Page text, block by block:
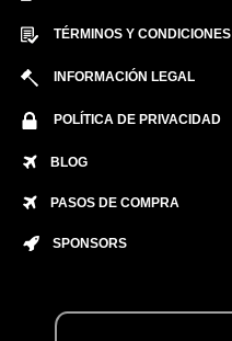
TÉRMINOS Y CONDICIONES
INFORMACIÓN LEGAL
POLÍTICA DE PRIVACIDAD
BLOG
PASOS DE COMPRA
SPONSORS